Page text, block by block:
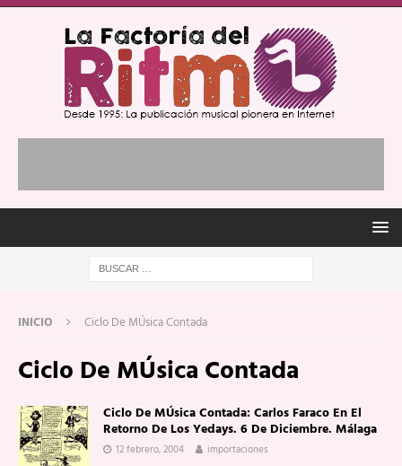
INICIO Ciclo De MÚsica Contada
Ciclo De MÚsica Contada
Ciclo De MÚsica Contada: Carlos Faraco En El
Retorno De Los Yedays. 6 De Diciembre. Málaga
12 febrero, 2004 importaciones